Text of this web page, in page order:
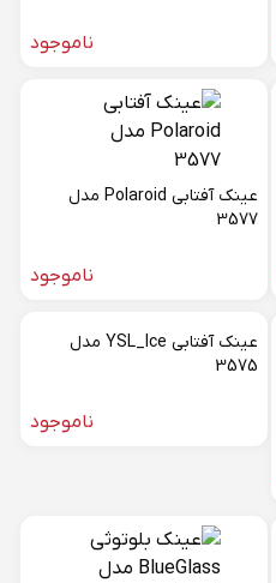
ناموجود
عینک آفتابی Polaroid مدل
3577
ناموجود
عینک آفتابی YSL_Ice مدل
3575
ناموجود